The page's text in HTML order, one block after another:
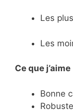
Les plus
Les
Ce que j’aime
Bonne
Robuste